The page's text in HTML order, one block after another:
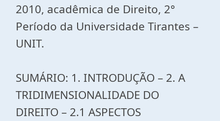
2010, acadêmica de Direito, 2°
Período da Universidade Tirantes –
UNIT.
SUMÁRIO: 1. INTRODUÇÃO – 2. A
TRIDIMENSIONALIDADE DO
DIREITO – 2.1 ASPECTOS